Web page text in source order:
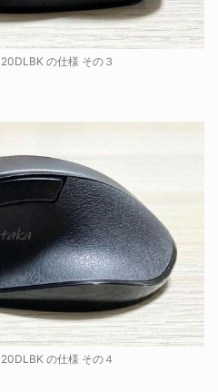
の仕様 その３
の仕様 その４